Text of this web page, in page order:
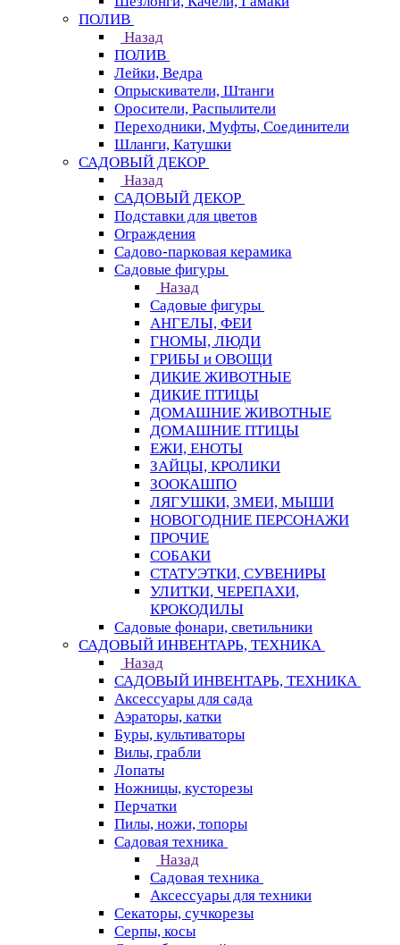
ПОЛИВ
Назад
ПОЛИВ
Лейки, Ведра
Опрыскиватели, Штанги
Оросители, Распылители
Переходники, Муфты, Соединители
Шланги, Катушки
САДОВЫЙ ДЕКОР
Назад
САДОВЫЙ ДЕКОР
Подставки для цветов
Ограждения
Садово-парковая керамика
Садовые фигуры
Назад
Садовые фигуры
АНГЕЛЫ, ФЕИ
ГНОМЫ, ЛЮДИ
ГРИБЫ и ОВОЩИ
ДИКИЕ ЖИВОТНЫЕ
ДИКИЕ ПТИЦЫ
ДОМАШНИЕ ЖИВОТНЫЕ
ДОМАШНИЕ ПТИЦЫ
ЕЖИ, ЕНОТЫ
ЗАЙЦЫ, КРОЛИКИ
ЗООКАШПО
ЛЯГУШКИ, ЗМЕИ, МЫШИ
НОВОГОДНИЕ ПЕРСОНАЖИ
ПРОЧИЕ
СОБАКИ
СТАТУЭТКИ, СУВЕНИРЫ
УЛИТКИ, ЧЕРЕПАХИ,
КРОКОДИЛЫ
Садовые фонари, светильники
САДОВЫЙ ИНВЕНТАРЬ, ТЕХНИКА
Назад
САДОВЫЙ ИНВЕНТАРЬ, ТЕХНИКА
Аксессуары для сада
Аэраторы, катки
Буры, культиваторы
Вилы, грабли
Лопаты
Ножницы, кусторезы
Перчатки
Пилы, ножи, топоры
Садовая техника
Назад
Садовая техника
Аксессуары для техники
Секаторы, сучкорезы
Серпы, косы